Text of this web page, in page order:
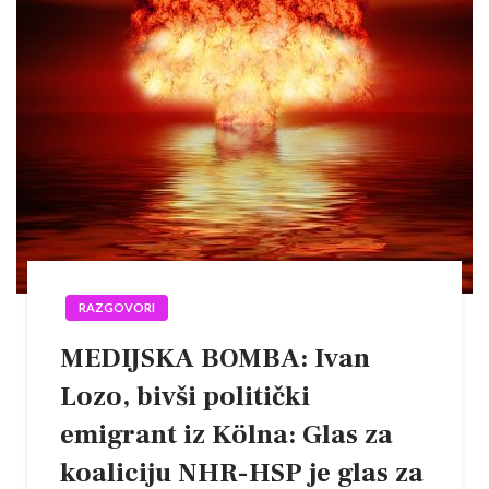
RAZGOVORI
MEDIJSKA BOMBA: Ivan
Lozo, bivši politički
emigrant iz Kölna: Glas za
koaliciju NHR-HSP je glas za